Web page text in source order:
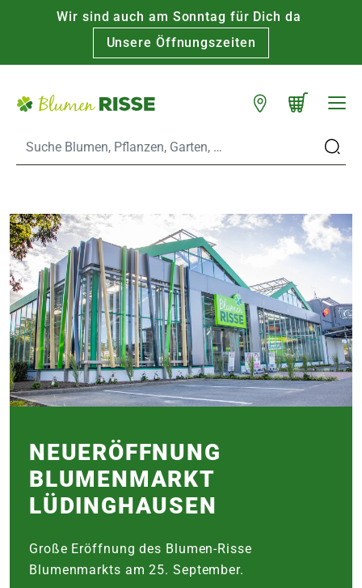
Wir sind auch am Sonntag für Dich da
Unsere Öffnungszeiten
Standorte
Warenkorb schließen
WARENKORB
NEUERÖFFNUNG
BLUMEN­MARKT
LÜDINGHAUSEN
Große Eröffnung des Blumen-Risse
Blumenmarkts am 25. September.